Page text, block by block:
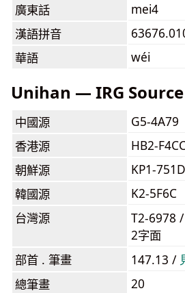
廣東話
mei4
漢語拼音
華語
wéi
Unihan — IRG Source
中國源
G5-4A79
香港源
HB2-
朝鮮源
KP1-751D
韓國源
K2-5F6C
台灣源
T2-6978
2字面
部首 . 筆畫
147.13 /
總筆畫
20